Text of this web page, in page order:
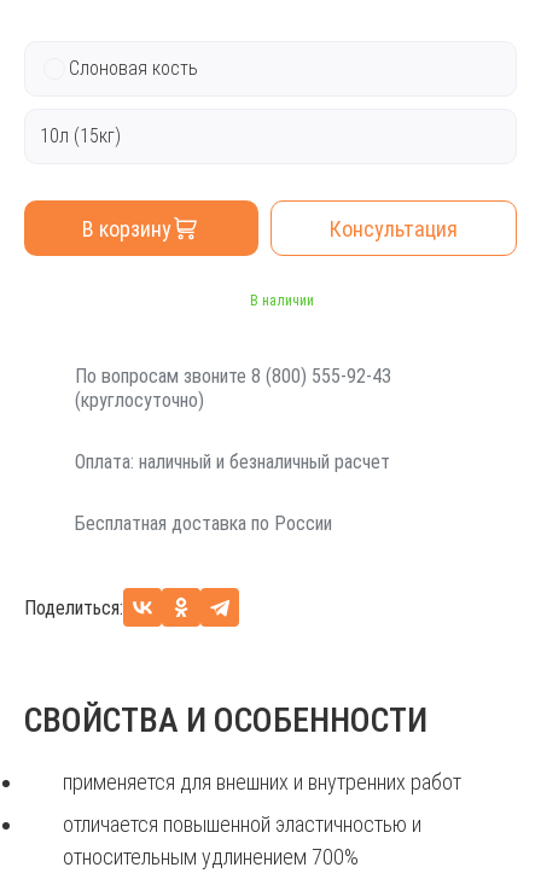
Слоновая кость
10л (15кг)
В корзину Консультация
В наличии
По вопросам звоните 8 (800) 555-92-43
(круглосуточно)
Оплата: наличный и безналичный расчет
Бесплатная доставка по России
Поделиться:
СВОЙСТВА И ОСОБЕННОСТИ
применяется для внешних и внутренних работ
отличается повышенной эластичностью и
относительным удлинением 700%